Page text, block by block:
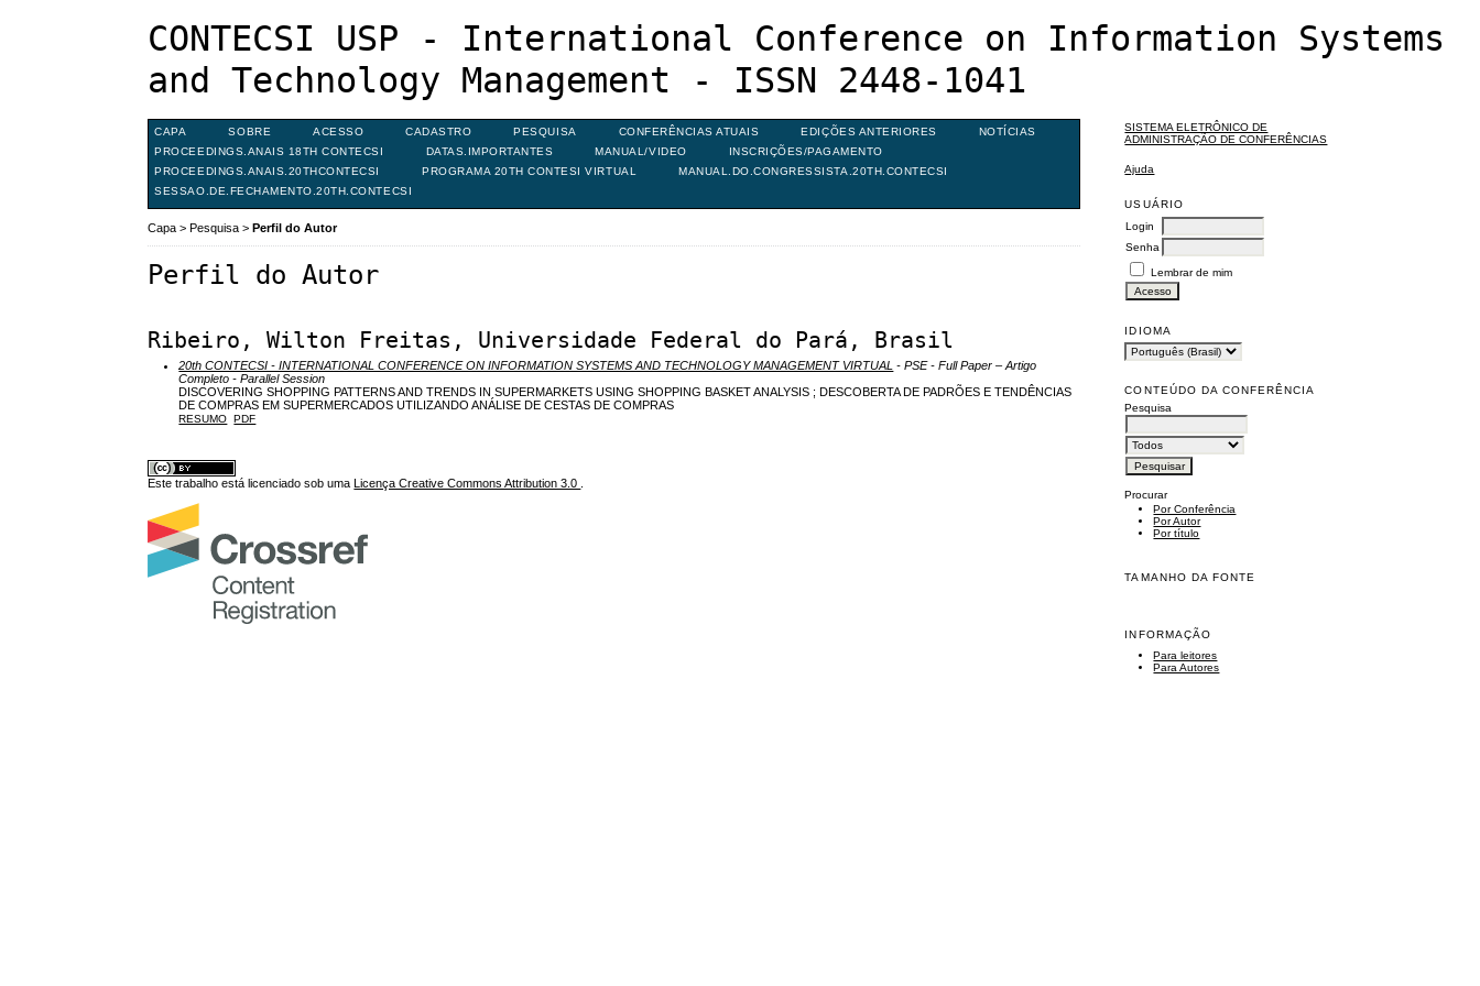
CONTECSI USP - International Conference on Information Systems
and Technology Management - ISSN 2448-1041
SISTEMA ELETRÔNICO DE
ADMINISTRAÇÃO DE CONFERÊNCIAS
Ajuda
USUÁRIO
Login
Senha
Lembrar de mim
IDIOMA
CONTEÚDO DA CONFERÊNCIA
Pesquisa
Procurar
Por Conferência
Por Autor
Por título
TAMANHO DA FONTE
INFORMAÇÃO
Para leitores
Para Autores
CAPA SOBRE ACESSO CADASTRO PESQUISA CONFERÊNCIAS ATUAIS EDIÇÕES ANTERIORES
NOTÍCIAS
PROCEEDINGS.ANAIS 18TH CONTECSI
DATAS.IMPORTANTES MANUAL/VIDEO
INSCRIÇÕES/PAGAMENTO
PROCEEDINGS.ANAIS.20THCONTECSI
PROGRAMA 20TH CONTESI VIRTUAL
MANUAL.DO.CONGRESSISTA.20TH.CONTECSI
SESSAO.DE.FECHAMENTO.20TH.CONTECSI
Capa >Pesquisa >Perfil do Autor
Perfil do Autor
Ribeiro, Wilton Freitas, Universidade Federal do Pará, Brasil
20th CONTECSI - INTERNATIONAL CONFERENCE ON INFORMATION SYSTEMS AND TECHNOLOGY MANAGEMENT VIRTUAL - PSE - Full Paper – Artigo
Completo - Parallel Session
DISCOVERING SHOPPING PATTERNS AND TRENDS IN SUPERMARKETS USING SHOPPING BASKET ANALYSIS ; DESCOBERTA DE PADRÕES E TENDÊNCIAS
DE COMPRAS EM SUPERMERCADOS UTILIZANDO ANÁLISE DE CESTAS DE COMPRAS
RESUMO PDF
Este trabalho está licenciado sob uma Licença Creative Commons Attribution 3.0